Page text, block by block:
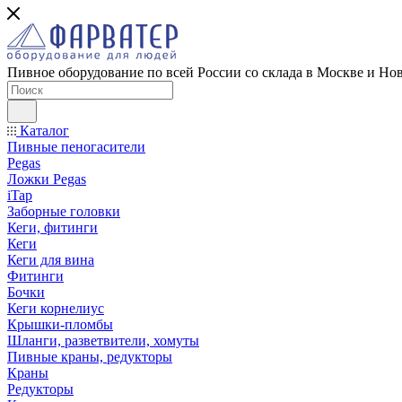
Пивное оборудование по всей России со склада в Москве и
Каталог
Пивные пеногасители
Pegas
Ложки Pegas
iTap
Заборные головки
Кеги, фитинги
Кеги
Кеги для вина
Фитинги
Бочки
Кеги корнелиус
Крышки-пломбы
Шланги, разветвители, хомуты
Пивные краны, редукторы
Краны
Редукторы